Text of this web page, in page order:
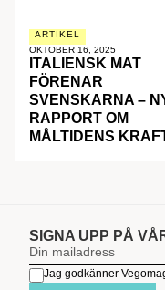
ARTIKEL
OKTOBER 16, 2025
ITALIENSK MAT
FÖRENAR
SVENSKARNA –
RAPPORT OM
MÅLTIDENS
SIGNA UPP PÅ
Jag godkänner